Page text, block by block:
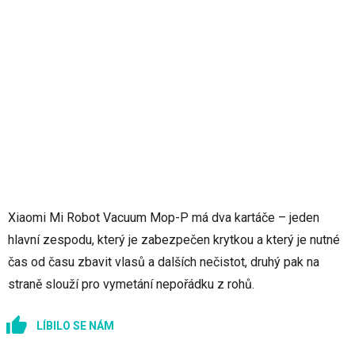
Xiaomi Mi Robot Vacuum Mop-P má dva kartáče – jeden
hlavní zespodu, který je zabezpečen krytkou a který je nutné
čas od času zbavit vlasů a dalších nečistot, druhý pak na
straně slouží pro vymetání nepořádku z rohů.
LÍBILO SE NÁM